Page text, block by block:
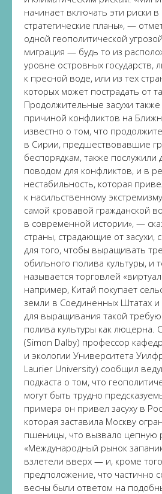
начинает включать эти риски в
стратегические планы», —
одной геополитической
миграция — будь то из
уровне островных государств,
к пресной воде, или из тех
которых может пострадать от
Продолжительные засухи
причиной конфликтов на
известно о том, что
в Сирии, предшествовавшие
беспорядкам, также послужили
поводом для конфликтов, и в
нестабильность, которая
к насильственному
самой кровавой гражданской
в современной истории», —
страны, страдающие от засухи,
для того, чтобы выращивать
обильного полива культуры, и
называется торговлей
например, Китай покупает
земли в Соединенных Штатах
для выращивания такой
полива культуры как люцерна.
(Simon Dalby) профессор
и экологии Университета
Laurier University) сообщил
подкаста о том, что
могут быть трудно
примера он привел засуху в
которая заставила Москву
пшеницы, что вызвало цепную
«Международный рынок
взлетели вверх — и, кроме
предположение, что частично
весны были ответом на